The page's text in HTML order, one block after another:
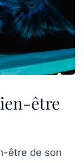
être
être de son